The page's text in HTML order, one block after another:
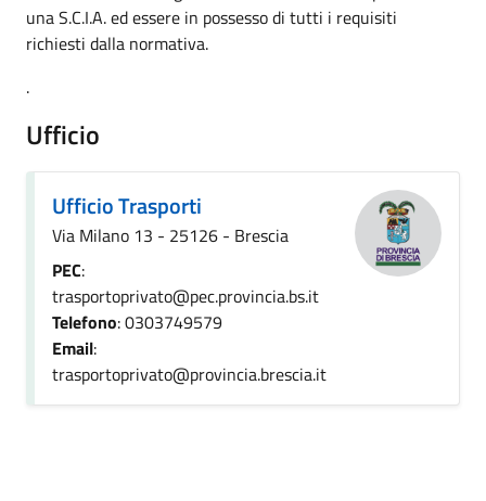
una S.C.I.A. ed essere in possesso di tutti i requisiti
richiesti dalla normativa.
.
Ufficio
Ufficio Trasporti
Via Milano 13 - 25126 - Brescia
PEC:
trasportoprivato@pec.provincia.bs.it
Telefono: 0303749579
Email:
trasportoprivato@provincia.brescia.it